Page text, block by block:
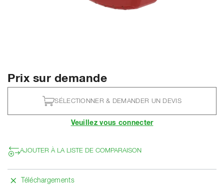
Prix sur demande
SÉLECTIONNER & DEMANDER UN DEVIS
Veuillez vous connecter
AJOUTER À LA LISTE DE COMPARAISON
Téléchargements